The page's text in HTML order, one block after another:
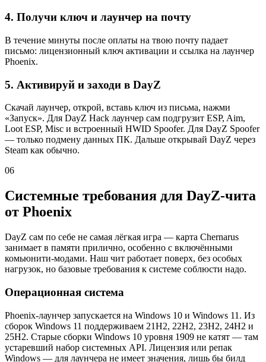
4. Получи ключ и лаунчер на почту
В течение минуты после оплаты на твою почту падает
письмо: лицензионный ключ активации и ссылка на лаунчер
Phoenix.
5. Активируй и заходи в DayZ
Скачай лаунчер, открой, вставь ключ из письма, нажми
«Запуск». Для DayZ Hack лаунчер сам подгрузит ESP, Aim,
Loot ESP, Misc и встроенный HWID Spoofer. Для DayZ Spoofer
— только подмену данных ПК. Дальше открывай DayZ через
Steam как обычно.
06
Системные требования для DayZ-чита
от Phoenix
DayZ сам по себе не самая лёгкая игра — карта Chernarus
занимает в памяти прилично, особенно с включёнными
комьюнити-модами. Наш чит работает поверх, без особых
нагрузок, но базовые требования к системе соблюсти надо.
Операционная система
Phoenix-лаунчер запускается на Windows 10 и Windows 11. Из
сборок Windows 11 поддерживаем 21H2, 22H2, 23H2, 24H2 и
25H2. Старые сборки Windows 10 уровня 1909 не катят — там
устаревший набор системных API. Лицензия или репак
Windows — для лаунчера не имеет значения, лишь бы билд